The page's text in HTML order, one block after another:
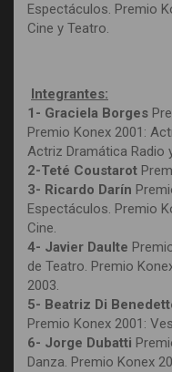
Espectáculos. Premio
Cine y Teatro.
Integrantes:
1- Graciela Borges
Premio Konex 2001:
Actriz Dramática Radio
2-Teté Coustarot
3- Ricardo Darín
Espectáculos. Premio
Cine.
4- Javier Daulte
de Teatro. Premio
2003.
5- Beatriz Di
Premio Konex 2001:
6- Jorge Dubatti
Danza. Premio Konex